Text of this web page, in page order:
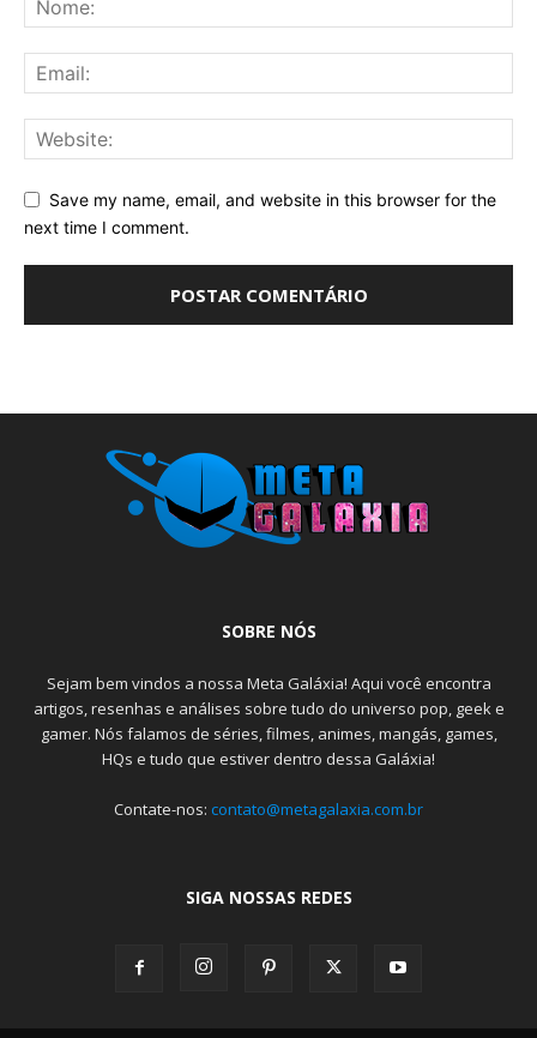
Save my name, email, and website in this browser for the
next time I comment.
SOBRE NÓS
Sejam bem vindos a nossa Meta Galáxia! Aqui você encontra
artigos, resenhas e análises sobre tudo do universo pop, geek e
gamer. Nós falamos de séries, filmes, animes, mangás, games,
HQs e tudo que estiver dentro dessa Galáxia!
Contate-nos: contato@metagalaxia.com.br
SIGA NOSSAS REDES